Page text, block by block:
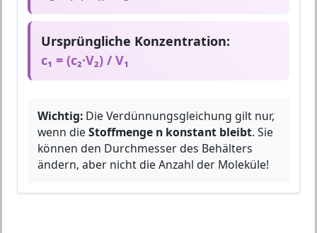
Ursprüngliche Konzentration:
c₁ = (c₂·V₂) / V₁
Wichtig: Die Verdünnungsgleichung gilt nur,
wenn die Stoffmenge n konstant bleibt. Sie
können den Durchmesser des Behälters
ändern, aber nicht die Anzahl der Moleküle!